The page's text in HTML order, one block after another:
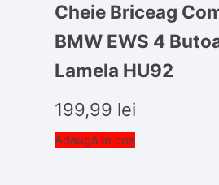
Cheie Briceag
BMW EWS 4
Lamela HU92
199,99 lei
Adaugă în coș